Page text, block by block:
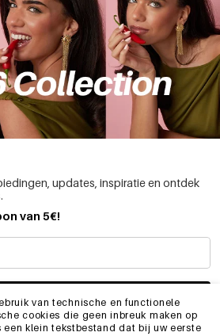
van technische en functionele
cookies die geen inbreuk maken op
een klein tekstbestand dat bij uw eerste
updates, inspiratie en ontdek
van 5€!
SCHRIJF ME IN